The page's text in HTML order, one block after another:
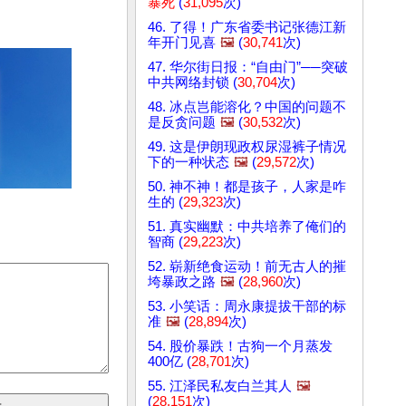
46. 了得！广东省委书记张德江新
年开门见喜 🖼️ (30,741次)
47. 华尔街日报：“自由门”──突破
中共网络封锁 (30,704次)
48. 冰点岂能溶化？中国的问题不
是反贪问题 🖼️ (30,532次)
49. 这是伊朗现政权尿湿裤子情况
下的一种状态 🖼️ (29,572次)
50. 神不神！都是孩子，人家是咋
生的 (29,323次)
51. 真实幽默：中共培养了俺们的
智商 (29,223次)
52. 崭新绝食运动！前无古人的摧
垮暴政之路 🖼️ (28,960次)
53. 小笑话：周永康提拔干部的标
准 🖼️ (28,894次)
54. 股价暴跌！古狗一个月蒸发
400亿 (28,701次)
55. 江泽民私友白兰其人 🖼️
(28,151次)